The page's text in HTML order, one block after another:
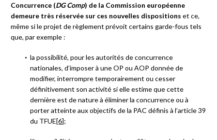
Concurrence (DG Comp) de la Commission européenne
demeure très réservée sur ces nouvelles dispositions et ce,
même si le projet de règlement prévoit certains garde-fous tels
que, par exemple :
la possibilité, pour les autorités de concurrence
nationales, d’imposer à une OP ou AOP donnée de
modifier, interrompre temporairement ou cesser
définitivement son activité si elle estime que cette
dernière est de nature à éliminer la concurrence ou à
porter atteinte aux objectifs de la PAC définis à l’article 39
du TFUE[6];